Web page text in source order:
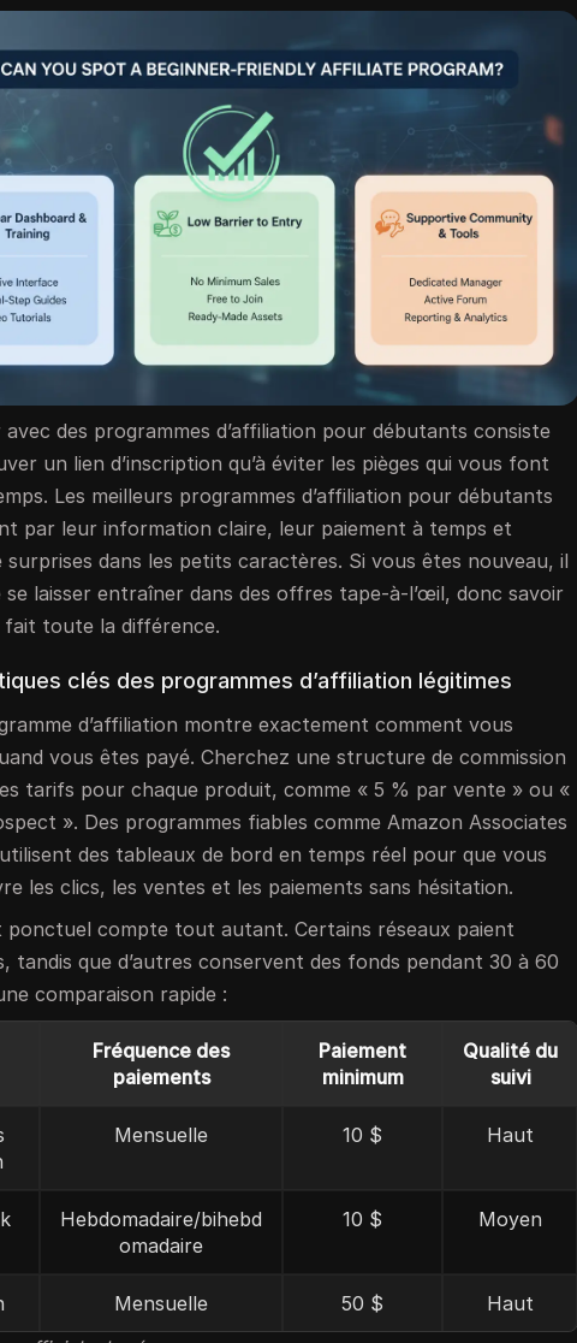
avec des programmes d’affiliation pour débutants consiste
un lien d’inscription qu’à éviter les pièges qui vous font
Les meilleurs programmes d’affiliation pour débutants
par leur information claire, leur paiement à temps et
surprises dans les petits caractères. Si vous êtes nouveau, il
se laisser entraîner dans des offres tape-à-l’œil, donc savoir
fait toute la différence.
clés des programmes d’affiliation légitimes
d’affiliation montre exactement comment vous
vous êtes payé. Cherchez une structure de commission
tarifs pour chaque produit, comme « 5 % par vente » ou «
». Des programmes fiables comme Amazon Associates
des tableaux de bord en temps réel pour que vous
les clics, les ventes et les paiements sans hésitation.
ponctuel compte tout autant. Certains réseaux paient
tandis que d’autres conservent des fonds pendant 30 à 60
comparaison rapide :
Fréquence des
paiements
Paiement
minimum
Qualité du
suivi
Mensuelle 10 $ Haut
Hebdomadaire/bihebd
omadaire
10 $ Moyen
Mensuelle 50 $
Haut